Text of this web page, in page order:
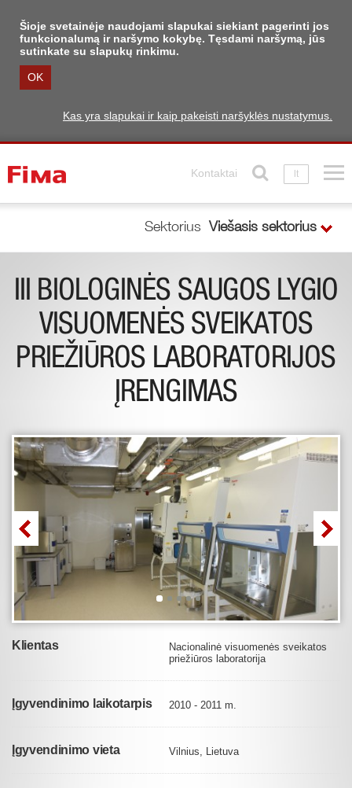
Šioje svetainėje naudojami slapukai siekiant pagerinti jos
funkcionalumą ir naršymo kokybę. Tęsdami naršymą, jūs
sutinkate su slapukų rinkimu.
OK
Kas yra slapukai ir kaip pakeisti naršyklės nustatymus.
Kontaktai lt
Sektorius Viešasis sektorius
III BIOLOGINĖS SAUGOS LYGIO
VISUOMENĖS SVEIKATOS
PRIEŽIŪROS LABORATORIJOS
ĮRENGIMAS
Klientas
Nacionalinė visuomenės sveikatos
priežiūros laboratorija
Įgyvendinimo laikotarpis 2010 - 2011 m.
Įgyvendinimo vieta Vilnius, Lietuva